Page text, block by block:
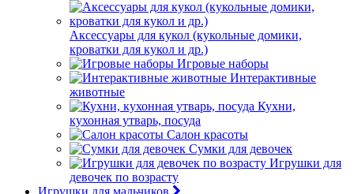
Аксессуары для кукол (кукольные домики,
кроватки для кукол и др.)
Игровые наборы
Интерактивные
животные
Кухни,
кухонная утварь, посуда
Салон красоты
Сумки для девочек
Игрушки для
девочек по возрасту
Игрушки для мальчиков